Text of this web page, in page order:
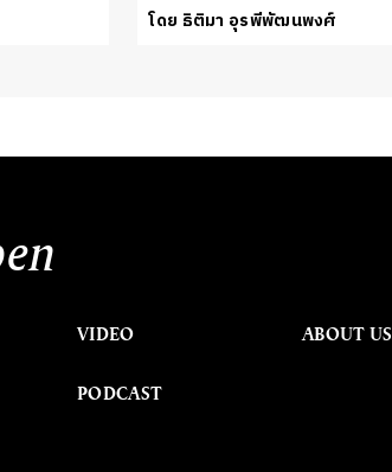
โดย ธิติมา อุรพีพัฒนพงศ์
VIDEO
PODCAST
ABOUT US